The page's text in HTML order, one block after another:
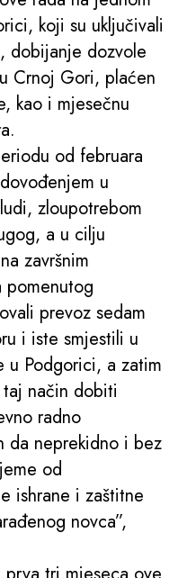
koji su uključivali
dobijanje dozvole
Crnoj Gori, plaćen
kao i mjesečnu
od februara
u
zloupotrebom
a u cilju
završnim
pomenutog
prevoz sedam
i iste smjestili u
u Podgorici, a zatim
način dobiti
radno
da neprekidno i bez
od
ishrane i zaštitne
novca”,